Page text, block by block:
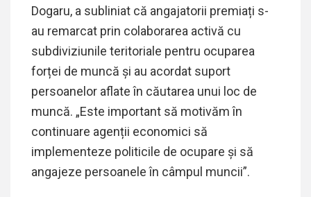
Dogaru, a subliniat că angajatorii premiați s-
au remarcat prin colaborarea activă cu
subdiviziunile teritoriale pentru ocuparea
forței de muncă și au acordat suport
persoanelor aflate în căutarea unui loc de
muncă. „Este important să motivăm în
continuare agenții economici să
implementeze politicile de ocupare și să
angajeze persoanele în câmpul muncii”.